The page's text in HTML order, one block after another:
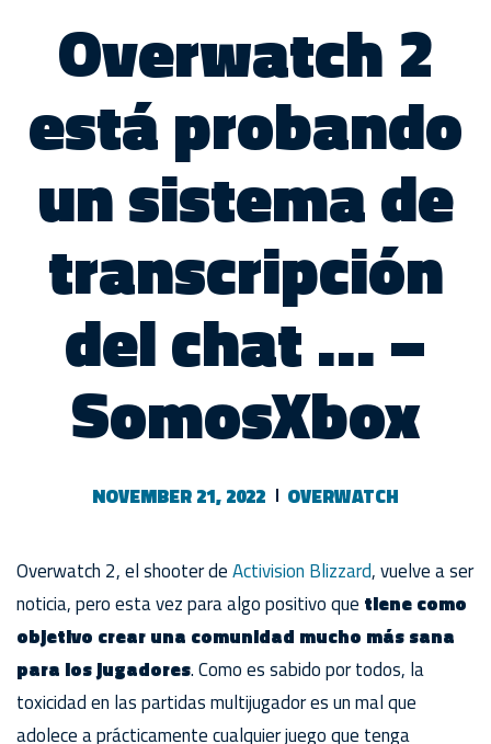
Overwatch 2
está probando
un sistema de
transcripción
del chat … –
SomosXbox
NOVEMBER 21, 2022 OVERWATCH
Overwatch 2, el shooter deActivision Blizzard, vuelve a ser
noticia, pero esta vez para algo positivo que tiene como
objetivo crear una comunidad mucho más sana
para los jugadores. Como es sabido por todos, la
toxicidad en las partidas multijugador es un mal que
adolece a prácticamente cualquier juego que tenga